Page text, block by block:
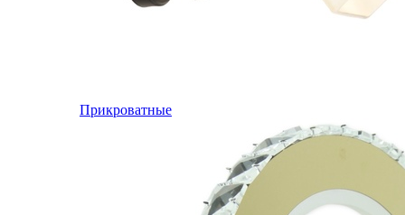
Прикроватные